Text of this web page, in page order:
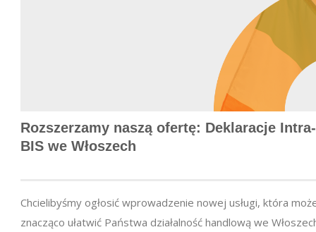
Rozszerzamy naszą ofertę: Deklaracje
BIS we Włoszech
Chcielibyśmy ogłosić wprowadzenie nowej usługi, która
znacząco ułatwić Państwa działalność handlową we